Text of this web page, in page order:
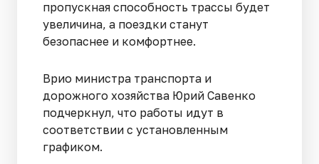
пропускная способность трассы будет
увеличина, а поездки станут
безопаснее и комфортнее.
Врио министра транспорта и
дорожного хозяйства Юрий Савенко
подчеркнул, что работы идут в
соответствии с установленным
графиком.